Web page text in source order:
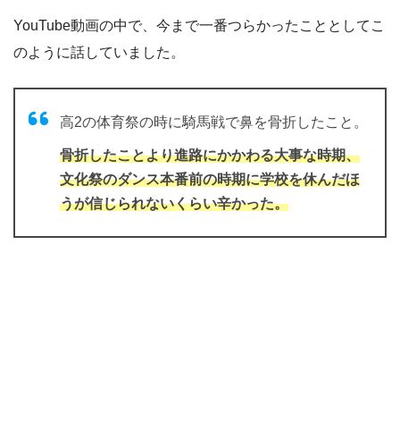
YouTube動画の中で、今まで一番つらかったこととしてこ
のように話していました。
高2の体育祭の時に騎馬戦で鼻を骨折したこと。
骨折したことより進路にかかわる大事な時期、
文化祭のダンス本番前の時期に学校を休んだほ
うが信じられないくらい辛かった。